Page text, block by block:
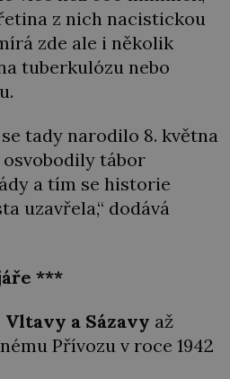
z nich nacistickou
zde ale i několik
tuberkulózu nebo
tady narodilo 8. května
osvobodily tábor
a tím se historie
uzavřela,“ dodává
***
a Sázavy až
Přívozu v roce 1942